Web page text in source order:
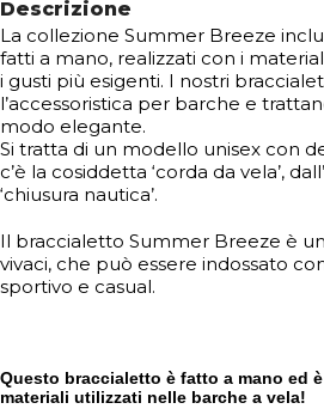
Descrizione
La collezione Summer Breeze
fatti a mano, realizzati con i
i gusti più esigenti. I nostri
l’accessoristica per barche e
modo elegante.
Si tratta di un modello unisex con
c’è la cosiddetta ‘corda da vela’,
‘chiusura nautica’.
Il braccialetto Summer Breeze è
vivaci, che può essere indossato
sportivo e casual.
Questo braccialetto è fatto a mano ed
materiali utilizzati nelle barche a vela!